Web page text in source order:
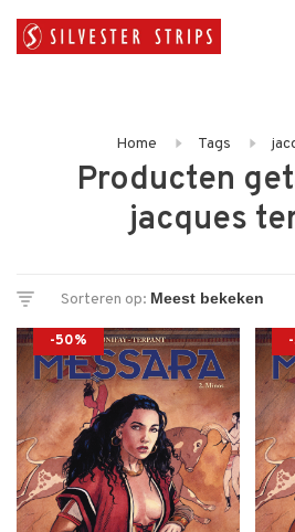
Home Tags
Producten
jacques
Sorteren op:
-50%